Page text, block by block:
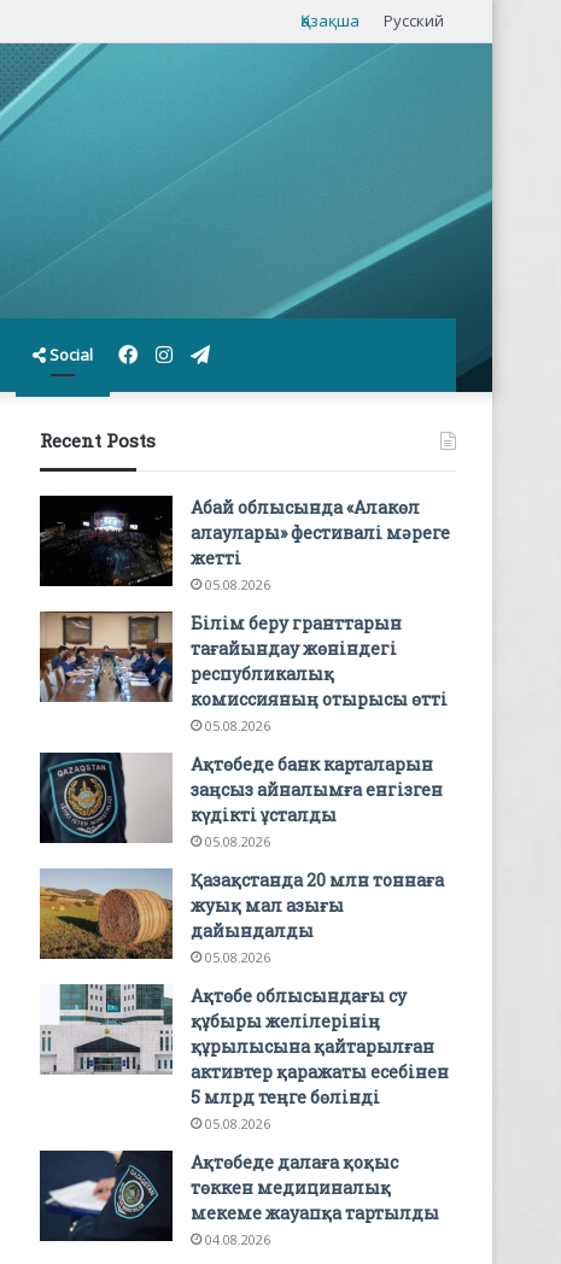
Қазақша Русский
Social Telegram
Instagram
Facebook
Recent Posts
Абай облысында «Алакөл
алаулары» фестивалі мәреге
жетті
05.08.2026
Білім беру гранттарын
тағайындау жөніндегі
республикалық
комиссияның отырысы өтті
05.08.2026
Ақтөбеде банк карталарын
заңсыз айналымға енгізген
күдікті ұсталды
05.08.2026
Қазақстанда 20 млн тоннаға
жуық мал азығы
дайындалды
05.08.2026
Ақтөбе облысындағы су
құбыры желілерінің
құрылысына қайтарылған
активтер қаражаты есебінен
5 млрд теңге бөлінді
05.08.2026
Ақтөбеде далаға қоқыс
төккен медициналық
мекеме жауапқа тартылды
04.08.2026